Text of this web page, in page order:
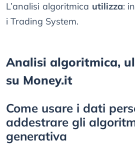
L’analisi algoritmica utilizza:
i Trading System.
Analisi algoritmica,
su Money.it
Come usare i dati
addestrare gli
generativa